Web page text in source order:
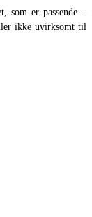
som er passende –
ikke uvirksomt til